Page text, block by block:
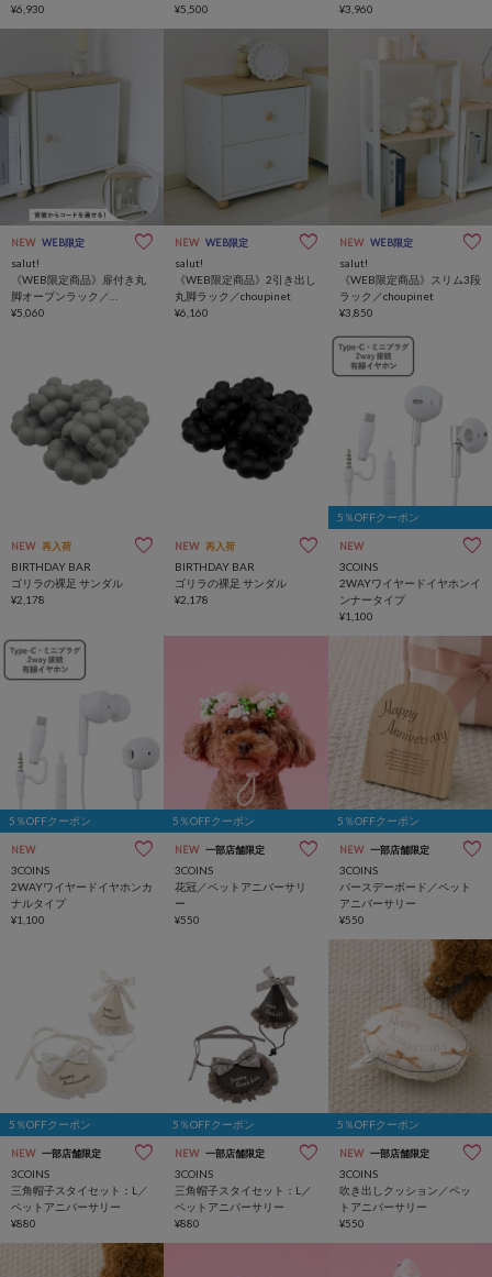
choupinet
¥6,930 ¥5,500 ¥3,960
NEW WEB限定
salut!
《WEB限定商品》扉付き丸
脚オープンラック／
choupinet
¥5,060
NEW WEB限定
salut!
《WEB限定商品》2引き出し
丸脚ラック／choupinet
¥6,160
NEW WEB限定
salut!
《WEB限定商品》スリム3段
ラック／choupinet
¥3,850
NEW 再入荷
BIRTHDAY BAR
ゴリラの裸足 サンダル
¥2,178
NEW 再入荷
BIRTHDAY BAR
ゴリラの裸足 サンダル
¥2,178
5％OFFクーポン
NEW
3COINS
2WAYワイヤードイヤホンイ
ンナータイプ
¥1,100
5％OFFクーポン
NEW
3COINS
2WAYワイヤードイヤホンカ
ナルタイプ
¥1,100
5％OFFクーポン
NEW 一部店舗限定
3COINS
花冠／ペットアニバーサリ
ー
¥550
5％OFFクーポン
NEW 一部店舗限定
3COINS
バースデーボード／ペット
アニバーサリー
¥550
5％OFFクーポン
NEW 一部店舗限定
3COINS
三角帽子スタイセット：L／
ペットアニバーサリー
¥880
5％OFFクーポン
NEW 一部店舗限定
3COINS
三角帽子スタイセット：L／
ペットアニバーサリー
¥880
5％OFFクーポン
NEW 一部店舗限定
3COINS
吹き出しクッション／ペッ
トアニバーサリー
¥550